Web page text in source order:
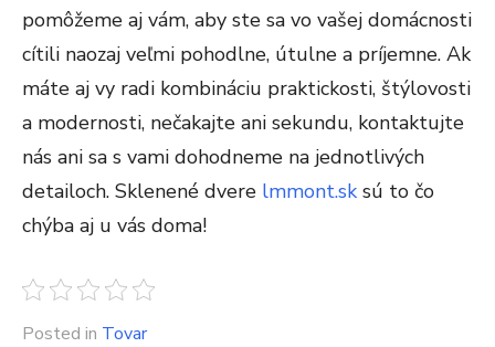
pomôžeme aj vám, aby ste sa vo vašej domácnosti
cítili naozaj veľmi pohodlne, útulne a príjemne. Ak
máte aj vy radi kombináciu praktickosti, štýlovosti
a modernosti, nečakajte ani sekundu, kontaktujte
nás ani sa s vami dohodneme na jednotlivých
detailoch. Sklenené dvere lmmont.sk sú to čo
chýba aj u vás doma!
Posted in Tovar